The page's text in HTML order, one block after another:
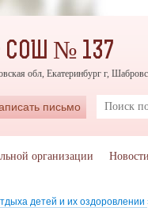
детей и их оздоровлении
СОШ № 137
обл, Екатеринбург г,
письмо
организации Новости